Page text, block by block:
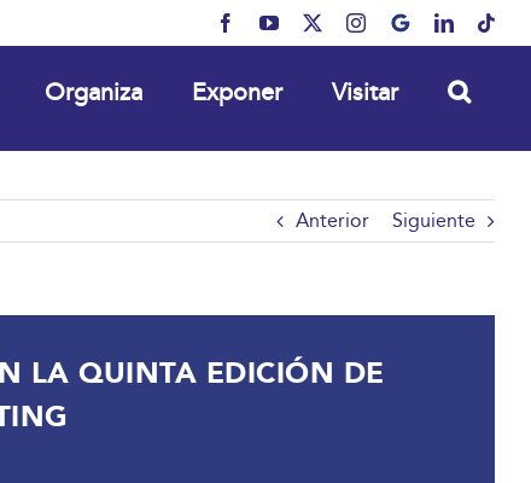
FacebookYouTube Instagram
MyBusinessLinkedIn
Organiza Exponer Visitar
Anterior Siguiente
LA QUINTA EDICIÓN DE